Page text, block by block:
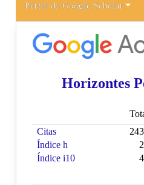
Perfil de Google Scholar